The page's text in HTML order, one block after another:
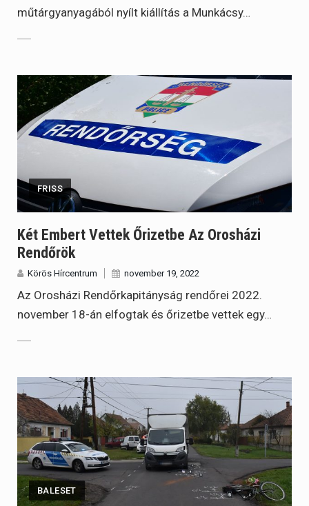
műtárgyanyagából nyílt kiállítás a Munkácsy…
FRISS
Két Embert Vettek Őrizetbe Az Orosházi
Rendőrök
Körös Hírcentrum november 19, 2022
Az Orosházi Rendőrkapitányság rendőrei 2022.
november 18-án elfogtak és őrizetbe vettek egy…
BALESET